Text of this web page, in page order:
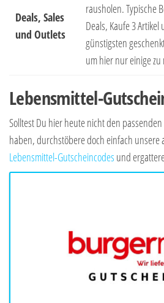
Deals, Sales
und Outlets
rausholen. Typische
Deals, Kaufe 3
günstigsten
um hier nur einige
Lebensmittel-
Solltest Du hier heute nicht den
haben, durchstöbere doch einfach unsere
Lebensmittel-Gutscheincodes und